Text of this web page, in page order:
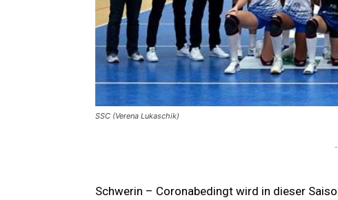
SSC (Verena Lukaschik)
Schwerin – Coronabedingt wird in dieser